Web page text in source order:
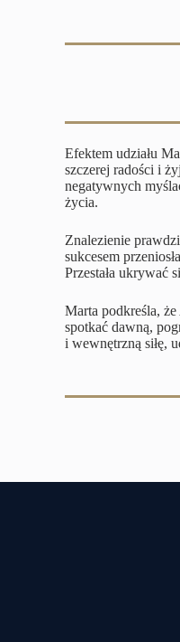
Efektem udziału
szczerej radości i
negatywnych
życia.
Znalezienie
sukcesem
Przestała ukrywać
Marta podkreśla,
spotkać dawną,
i wewnętrzną siłę,